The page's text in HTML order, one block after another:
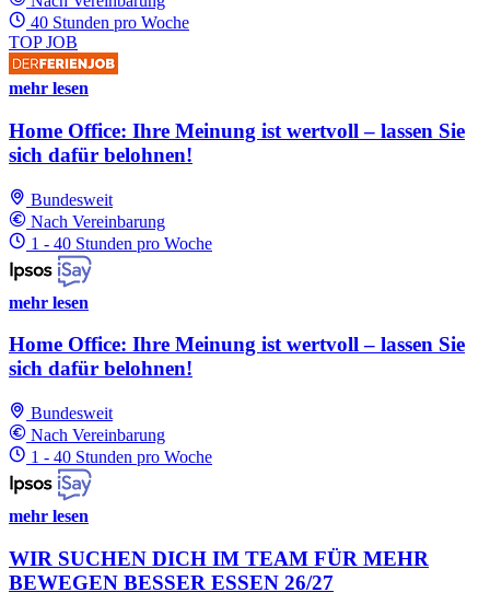
40 Stunden pro Woche
TOP JOB
mehr lesen
Home Office: Ihre Meinung ist wertvoll – lassen Sie
sich dafür belohnen!
Bundesweit
Nach Vereinbarung
1 - 40 Stunden pro Woche
mehr lesen
Home Office: Ihre Meinung ist wertvoll – lassen Sie
sich dafür belohnen!
Bundesweit
Nach Vereinbarung
1 - 40 Stunden pro Woche
mehr lesen
WIR SUCHEN DICH IM TEAM FÜR MEHR
BEWEGEN BESSER ESSEN 26/27